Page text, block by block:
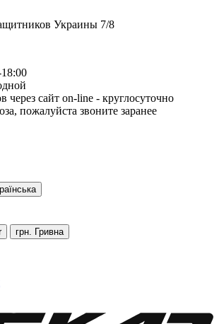
Украины 7/8
через сайт on-line - круглосуточно
пожалуйста звоните заранее
грн. Гривна